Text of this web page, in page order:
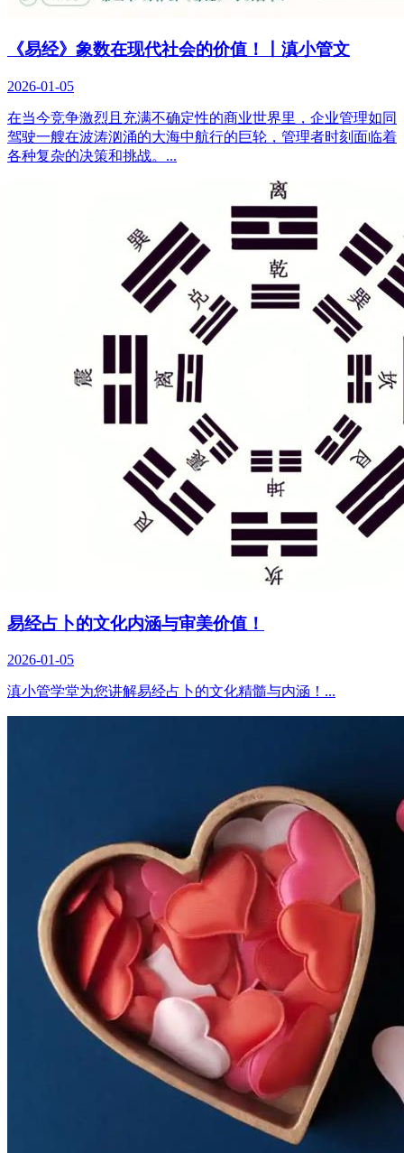
《易经》象数在现代社会的价值！丨滇小管文
2026-01-05
在当今竞争激烈且充满不确定性的商业世界里，企业管理如同
驾驶一艘在波涛汹涌的大海中航行的巨轮，管理者时刻面临着
各种复杂的决策和挑战。...
易经占卜的文化内涵与审美价值！
2026-01-05
滇小管学堂为您讲解易经占卜的文化精髓与内涵！...